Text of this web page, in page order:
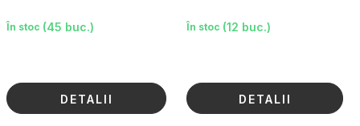
În stoc (45 buc.)
DETALII
În stoc (12 buc.)
DETALII